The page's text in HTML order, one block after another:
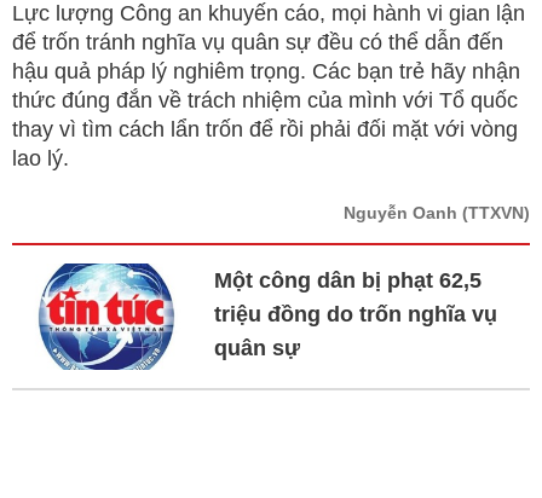
Lực lượng Công an khuyến cáo, mọi hành vi gian lận
để trốn tránh nghĩa vụ quân sự đều có thể dẫn đến
hậu quả pháp lý nghiêm trọng. Các bạn trẻ hãy nhận
thức đúng đắn về trách nhiệm của mình với Tổ quốc
thay vì tìm cách lẩn trốn để rồi phải đối mặt với vòng
lao lý.
Nguyễn Oanh (TTXVN)
Một công dân bị phạt 62,5
triệu đồng do trốn nghĩa vụ
quân sự